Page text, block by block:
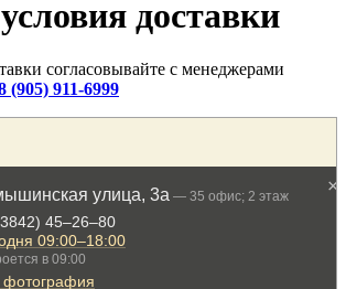
доставки
согласовывайте с менеджерами
(905) 911-6999